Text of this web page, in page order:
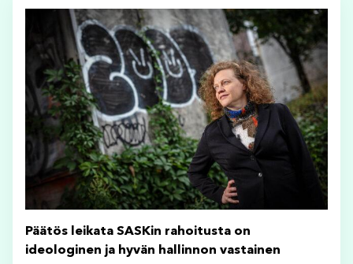
Päätös leikata SASKin rahoitusta on
ideologinen ja hyvän hallinnon vastainen